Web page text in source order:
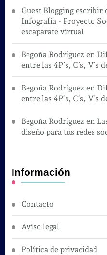
Guest Blogging escribir
Infografía - Proyecto
escaparate virtual
Begoña Rodríguez en
entre las 4P´s, C´s,
Begoña Rodríguez en
entre las 4P´s, C´s,
Begoña Rodríguez en
diseño para tus redes
Información
Contacto
Aviso legal
Política de privacidad